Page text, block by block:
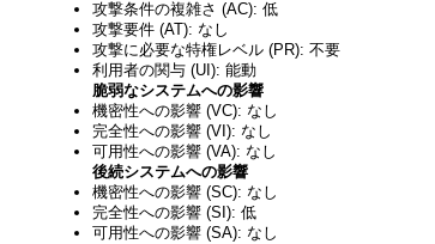
攻撃条件の複雑さ (AC): 低
攻撃要件 (AT): なし
攻撃に必要な特権レベル (PR): 不要
利用者の関与 (UI): 能動
脆弱なシステムへの影響
機密性への影響 (VC): なし
完全性への影響 (VI): なし
可用性への影響 (VA): なし
後続システムへの影響
機密性への影響 (SC): なし
完全性への影響 (SI): 低
可用性への影響 (SA): なし